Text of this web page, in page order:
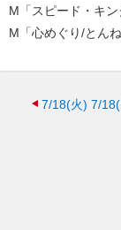
M「スピード・キン
M「心めぐり/とんね
7/18(火) 7/